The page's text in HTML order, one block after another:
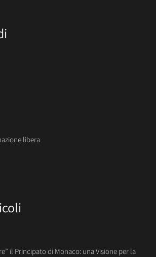
libera
il Principato di Monaco: una Visione per la